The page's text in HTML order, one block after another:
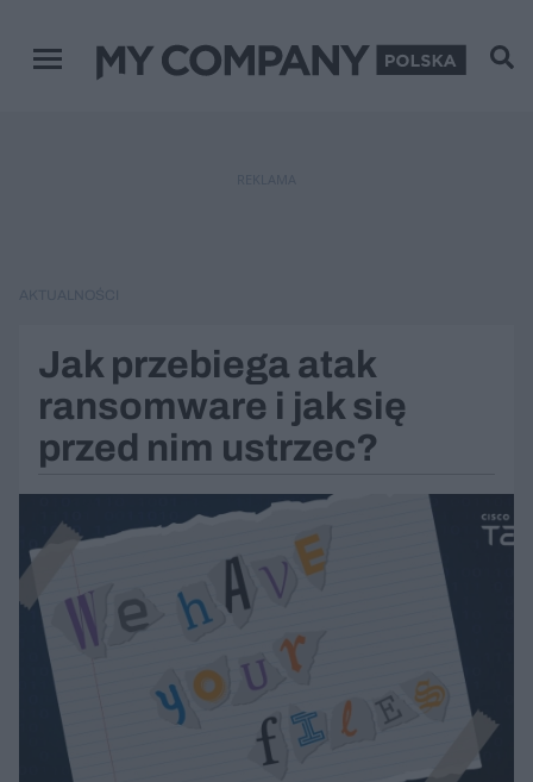
Menu główne
Jak przebiega atak
ransomware i jak się
przed nim ustrzec?